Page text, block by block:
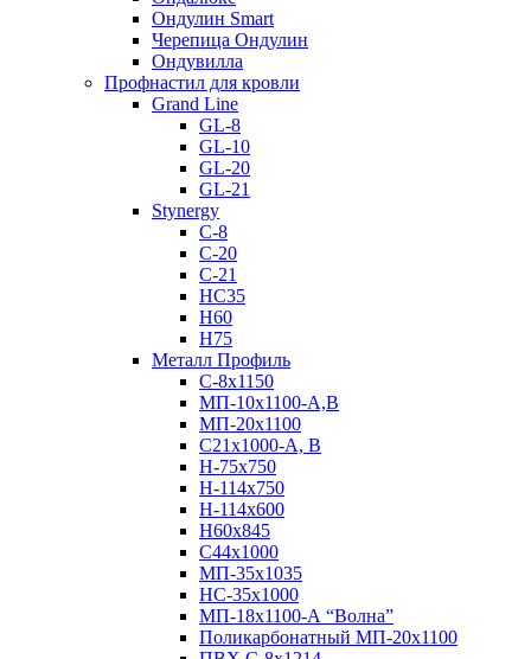
Ондулин Smart
Черепица Ондулин
Ондувилла
Профнастил для кровли
Grand Line
GL-8
GL-10
GL-20
GL-21
Stynergy
C-8
C-20
C-21
НС35
Н60
H75
Металл Профиль
С-8х1150
МП-10x1100-А,В
МП-20х1100
С21х1000-А, В
H-75х750
Н-114х750
Н-114х600
Н60х845
С44х1000
МП-35х1035
НС-35х1000
МП-18х1100-А “Волна”
Поликарбонатный МП-20х1100